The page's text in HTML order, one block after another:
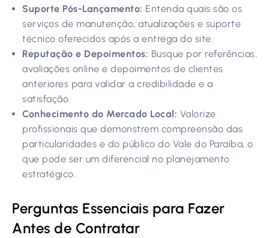
Suporte Pós-Lançamento: Entenda quais são os
serviços de manutenção, atualizações e suporte
técnico oferecidos após a entrega do site.
Reputação e Depoimentos: Busque por referências,
avaliações online e depoimentos de clientes
anteriores para validar a credibilidade e a
satisfação.
Conhecimento do Mercado Local: Valorize
profissionais que demonstrem compreensão das
particularidades e do público do Vale do Paraíba, o
que pode ser um diferencial no planejamento
estratégico.
Perguntas Essenciais para Fazer
Antes de Contratar